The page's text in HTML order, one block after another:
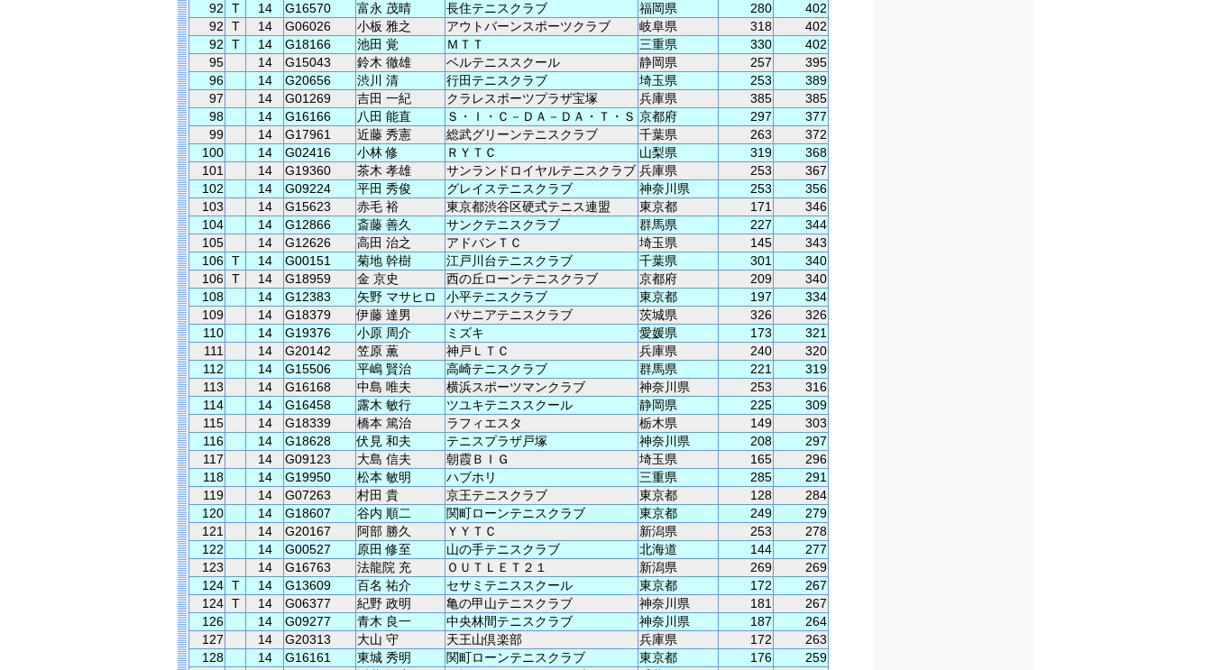
92
T 14 G16570 富永 茂晴 長住テニスクラブ 福岡県 280
402
92
T 14 G06026 小板 雅之 アウトバーンスポーツクラブ 岐阜県 318
402
92
T 14 G18166 池田 覚 ＭＴＴ 三重県 330
402
95
14 G15043 鈴木 徹雄 ベルテニススクール 静岡県 257
395
96
14 G20656 渋川 清 行田テニスクラブ 埼玉県 253
389
97
14 G01269 吉田 一紀 クラレスポーツプラザ宝塚 兵庫県 385
385
98
14 G16166 八田 能直 Ｓ・Ｉ・Ｃ－ＤＡ－ＤＡ・Ｔ・Ｓ 京都府 297
377
99
14 G17961 近藤 秀憲 総武グリーンテニスクラブ 千葉県 263
372
100
14 G02416 小林 修 ＲＹＴＣ 山梨県 319
368
101
14 G19360 茶木 孝雄 サンランドロイヤルテニスクラブ 兵庫県 253
367
102
14 G09224 平田 秀俊 グレイステニスクラブ 神奈川県 253
356
103
14 G15623 赤毛 裕 東京都渋谷区硬式テニス連盟 東京都 171
346
104
14 G12866 斎藤 善久 サンクテニスクラブ 群馬県 227
344
105
14 G12626 高田 治之 アドバンＴＣ 埼玉県 145
343
106 T 14 G00151 菊地 幹樹 江戸川台テニスクラブ 千葉県 301
340
106 T 14 G18959 金 京史 西の丘ローンテニスクラブ 京都府 209
340
108
14 G12383 矢野 マサヒロ 小平テニスクラブ 東京都 197
334
109
14 G18379 伊藤 達男 パサニアテニスクラブ 茨城県 326
326
110
14 G19376 小原 周介 ミズキ 愛媛県 173
321
111
14 G20142 笠原 薫 神戸ＬＴＣ 兵庫県 240
320
112
14 G15506 平嶋 賢治 高崎テニスクラブ 群馬県 221
319
113
14 G16168 中島 唯夫 横浜スポーツマンクラブ 神奈川県 253
316
114
14 G16458 露木 敏行 ツユキテニススクール 静岡県 225
309
115
14 G18339 橋本 篤治 ラフィエスタ 栃木県 149
303
116
14 G18628 伏見 和夫 テニスプラザ戸塚 神奈川県 208
297
117
14 G09123 大島 信夫 朝霞ＢＩＧ 埼玉県 165
296
118
14 G19950 松本 敏明 ハブホリ 三重県 285
291
119
14 G07263 村田 貴 京王テニスクラブ 東京都 128
284
120
14 G18607 谷内 順二 関町ローンテニスクラブ 東京都 249
279
121
14 G20167 阿部 勝久 ＹＹＴＣ 新潟県 253
278
122
14 G00527 原田 修至 山の手テニスクラブ 北海道 144
277
123
14 G16763 法龍院 充 ＯＵＴＬＥＴ２１ 新潟県 269
269
124 T 14 G13609 百名 祐介 セサミテニススクール 東京都 172
267
124 T 14 G06377 紀野 政明 亀の甲山テニスクラブ 神奈川県 181
267
126
14 G09277 青木 良一 中央林間テニスクラブ 神奈川県 187
264
127
14 G20313 大山 守 天王山倶楽部 兵庫県 172
263
128
14 G16161 東城 秀明 関町ローンテニスクラブ 東京都 176
259